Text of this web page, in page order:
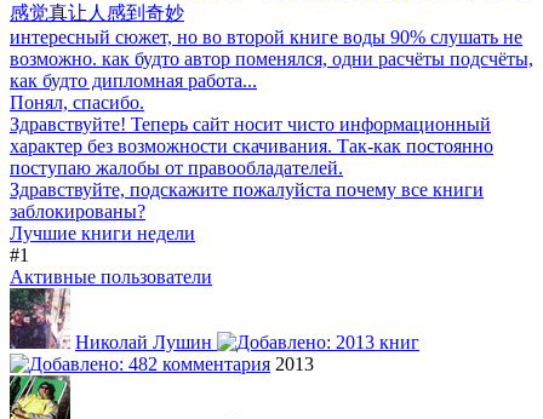
感觉真让人感到奇妙
интересный сюжет, но во второй книге воды 90% слушать не
возможно. как будто автор поменялся, одни расчёты подсчёты,
как будто дипломная работа...
Понял, спасибо.
Здравствуйте! Теперь сайт носит чисто информационный
характер без возможности скачивания. Так-как постоянно
поступаю жалобы от правообладателей.
Здравствуйте, подскажите пожалуйста почему все книги
заблокированы?
Лучшие книги недели
#1
Активные пользователи
Николай Лушин
2013